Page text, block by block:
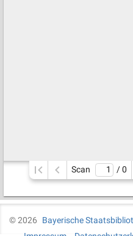
Scan / 0
©2026
Bayerische